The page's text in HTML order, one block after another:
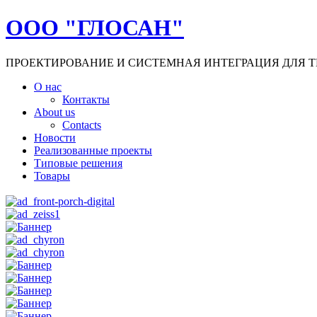
ООО "ГЛОСАН"
ПРОЕКТИРОВАНИЕ И СИСТЕМНАЯ ИНТЕГРАЦИЯ ДЛЯ
О нас
Контакты
About us
Contacts
Новости
Реализованные проекты
Типовые решения
Товары